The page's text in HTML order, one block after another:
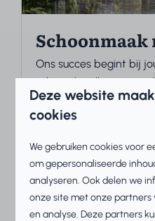
Ons succes begint bij
schoon bij alles wat je
voor de gasten geeft
ontspannen gevoel
heeft iedereen een
En jij bent degene die
verzorgt! Benieuwd
dan snel verder!
Deze website
cookies
We gebruiken cookies voor
om gepersonaliseerde
analyseren. Ook delen we
onze site met onze
en analyse. Deze partners